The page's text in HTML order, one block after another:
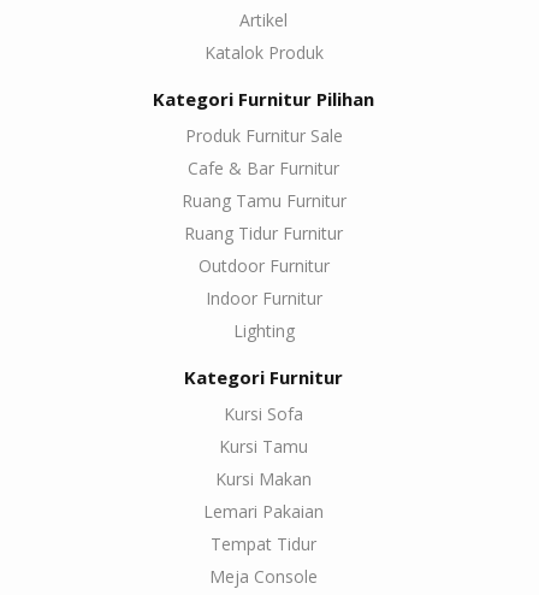
Artikel
Katalok Produk
Kategori Furnitur Pilihan
Produk Furnitur Sale
Cafe & Bar Furnitur
Ruang Tamu Furnitur
Ruang Tidur Furnitur
Outdoor Furnitur
Indoor Furnitur
Lighting
Kategori Furnitur
Kursi Sofa
Kursi Tamu
Kursi Makan
Lemari Pakaian
Tempat Tidur
Meja Console